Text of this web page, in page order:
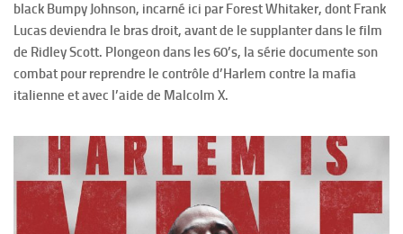
black Bumpy Johnson, incarné ici par Forest Whitaker, dont Frank
Lucas deviendra le bras droit, avant de le supplanter dans le film
de Ridley Scott. Plongeon dans les 60’s, la série documente son
combat pour reprendre le contrôle d’Harlem contre la mafia
italienne et avec l’aide de Malcolm X.